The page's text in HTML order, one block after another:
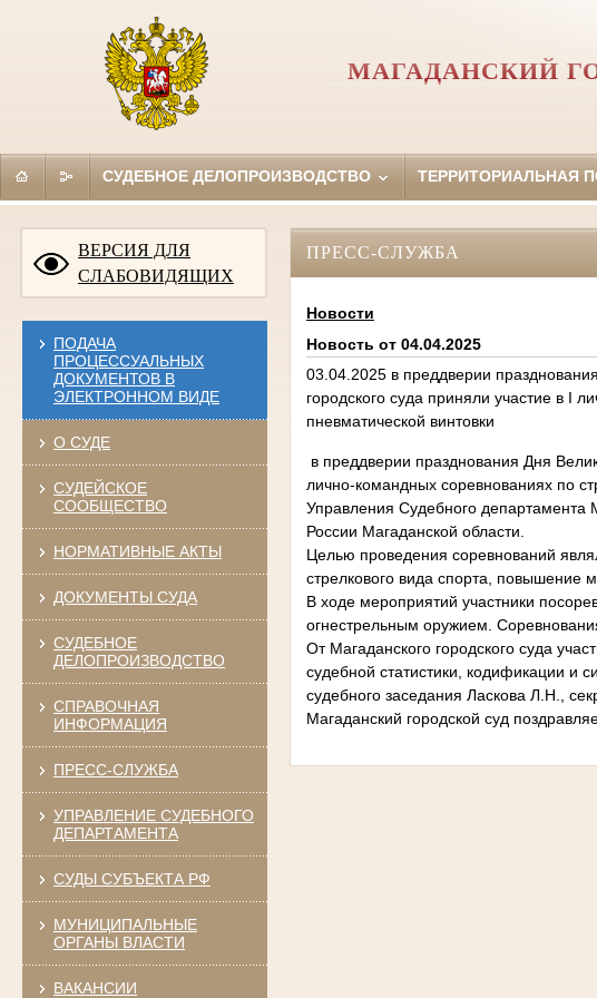
МАГАДАНСКИЙ
СУДЕБНОЕ ДЕЛОПРОИЗВОДСТВО ТЕРРИТОРИАЛЬНАЯ
ВЕРСИЯ ДЛЯ
СЛАБОВИДЯЩИХ
ПОДАЧА
ПРОЦЕССУАЛЬНЫХ
ДОКУМЕНТОВ В
ЭЛЕКТРОННОМ ВИДЕ
О СУДЕ
СУДЕЙСКОЕ
СООБЩЕСТВО
НОРМАТИВНЫЕ АКТЫ
ДОКУМЕНТЫ СУДА
СУДЕБНОЕ
ДЕЛОПРОИЗВОДСТВО
СПРАВОЧНАЯ
ИНФОРМАЦИЯ
ПРЕСС-СЛУЖБА
УПРАВЛЕНИЕ СУДЕБНОГО
ДЕПАРТАМЕНТА
СУДЫ СУБЪЕКТА РФ
МУНИЦИПАЛЬНЫЕ
ОРГАНЫ ВЛАСТИ
ВАКАНСИИ
ПРЕСС-СЛУЖБА
Новости
Новость от 04.04.2025
03.04.2025 в преддверии
городского суда приняли участие в I
пневматической винтовки
в преддверии празднования Дня
лично-командных соревнованиях по
Управления Судебного департамента
России Магаданской области.
Целью проведения соревнований
стрелкового вида спорта, повышение
В ходе мероприятий участники
огнестрельным оружием.
От Магаданского городского суда
судебной статистики, кодификации и
судебного заседания Ласкова Л.Н.,
Магаданский городской суд